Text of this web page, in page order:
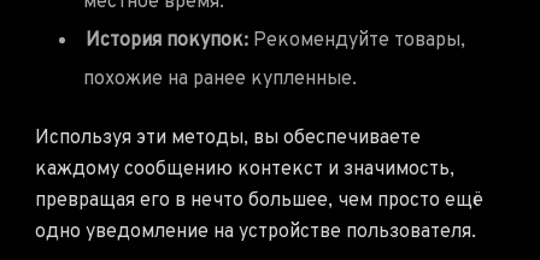
История покупок: Рекомендуйте товары,
похожие на ранее купленные.
Используя эти методы, вы обеспечиваете
каждому сообщению контекст и значимость,
превращая его в нечто большее, чем просто ещё
одно уведомление на устройстве пользователя.